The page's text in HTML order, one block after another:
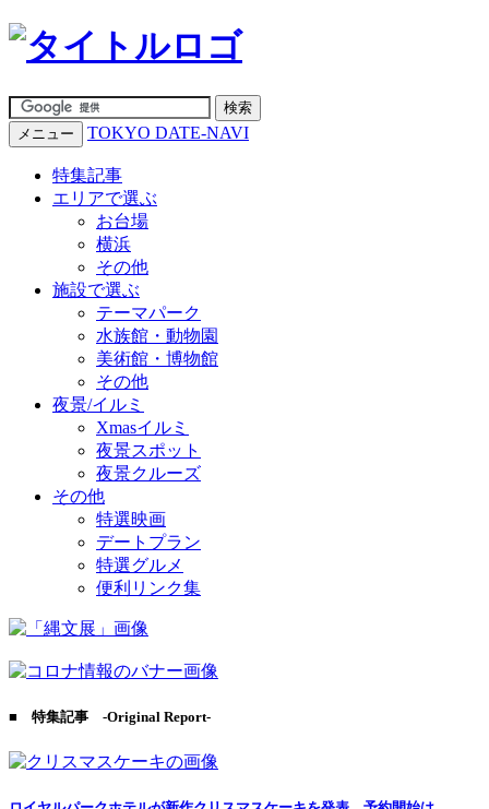
メニュー TOKYO DATE-NAVI
特集記事
エリアで選ぶ
お台場
横浜
その他
施設で選ぶ
テーマパーク
水族館・動物園
美術館・博物館
その他
夜景/イルミ
Xmasイルミ
夜景スポット
夜景クルーズ
その他
特選映画
デートプラン
特選グルメ
便利リンク集
■ 特集記事 -Original Report-